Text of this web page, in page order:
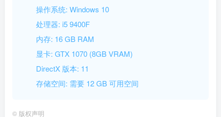
操作系统: Windows 10
处理器: i5 9400F
内存: 16 GB RAM
显卡: GTX 1070 (8GB VRAM)
DirectX 版本: 11
存储空间: 需要 12 GB 可用空间
© 版权声明